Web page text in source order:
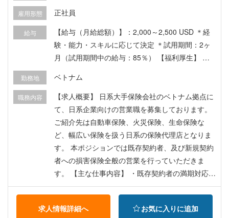
雇用形態 正社員
給与
【給与（月給総額）】：2,000～2,500 USD ＊経
験・能力・スキルに応じて決定 ＊試用期間：2ヶ
月（試用期間中の給与：85％） 【福利厚生】 ・
連：ベトナム国内での労働許可証および一時居住
カード取得費用を会社負担 ・賞与：年2回（13ヶ
月目の給与：12月支給、業績賞与：翌年第1四半
期末支給）
勤務地 ベトナム
職務内容
【求人概要】 日系大手保険会社のベトナム拠点に
て、日系企業向けの営業職を募集しております。
ご紹介先は自動車保険、火災保険、生命保険な
ど、幅広い保険を扱う日系の保険代理店となりま
す。 本ポジションでは既存契約者、及び新規契約
者への損害保険全般の営業を行っていただきま
す。 【主な仕事内容】 ・既存契約者の満期対応
（他社に乗り換えられないよう、保険条件の見直
し、新たな種目のセールスなど） ・新たに進出す
る日系企業情報を入手し、コンタクト ・個人では
求人情報詳細へ お気に入りに追加